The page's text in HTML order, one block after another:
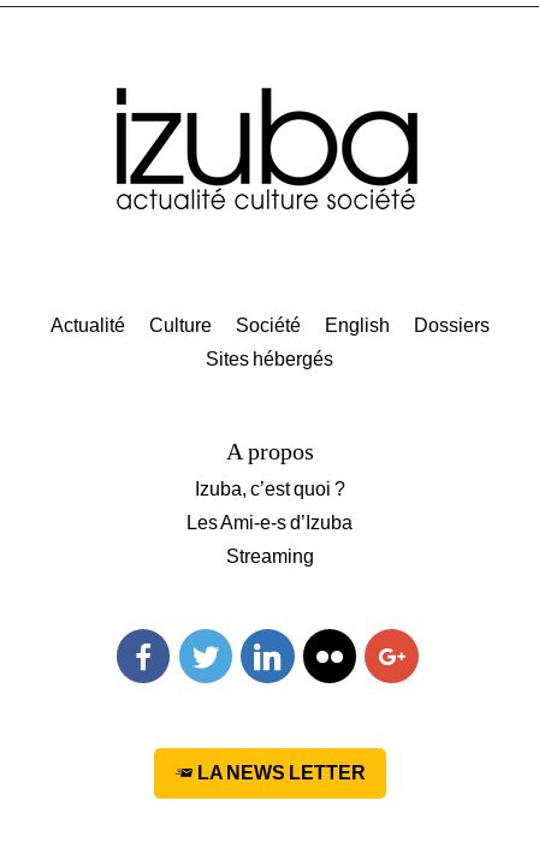
Actualité Culture Société English
Dossiers
Sites hébergés
A propos
Izuba, c’est quoi ?
Les Ami-e-s d’Izuba
Streaming
LA NEWS LETTER